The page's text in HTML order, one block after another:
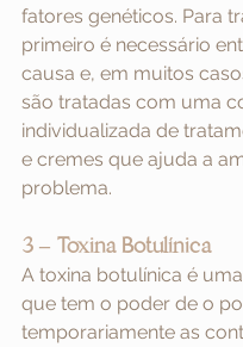
fatores genéticos. Para
primeiro é necessário
causa e, em muitos
são tratadas com uma
individualizada de
e cremes que ajuda a
problema.
3 – Toxina Botulínica
A toxina botulínica é
que tem o poder de o
temporariamente as